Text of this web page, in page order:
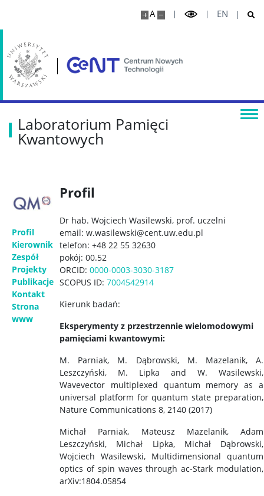
A EN
Laboratorium Pamięci
Kwantowych
Profil
Kierownik
Zespół
Projekty
Publikacje
Kontakt
Strona
www
Profil
Dr hab. Wojciech Wasilewski, prof. uczelni
email: w.wasilewski@cent.uw.edu.pl
telefon: +48 22 55 32630
pokój: 00.52
ORCID: 0000-0003-3030-3187
SCOPUS ID: 7004542914
Kierunk badań:
Eksperymenty z przestrzennie wielomodowymi
pamięciami kwantowymi:
M. Parniak, M. Dąbrowski, M. Mazelanik, A.
Leszczyński, M. Lipka and W. Wasilewski,
Wavevector multiplexed quantum memory as a
universal platform for quantum state preparation,
Nature Communications 8, 2140 (2017)
Michał Parniak, Mateusz Mazelanik, Adam
Leszczyński, Michał Lipka, Michał Dąbrowski,
Wojciech Wasilewski, Multidimensional quantum
optics of spin waves through ac-Stark modulation,
arXiv:1804.05854